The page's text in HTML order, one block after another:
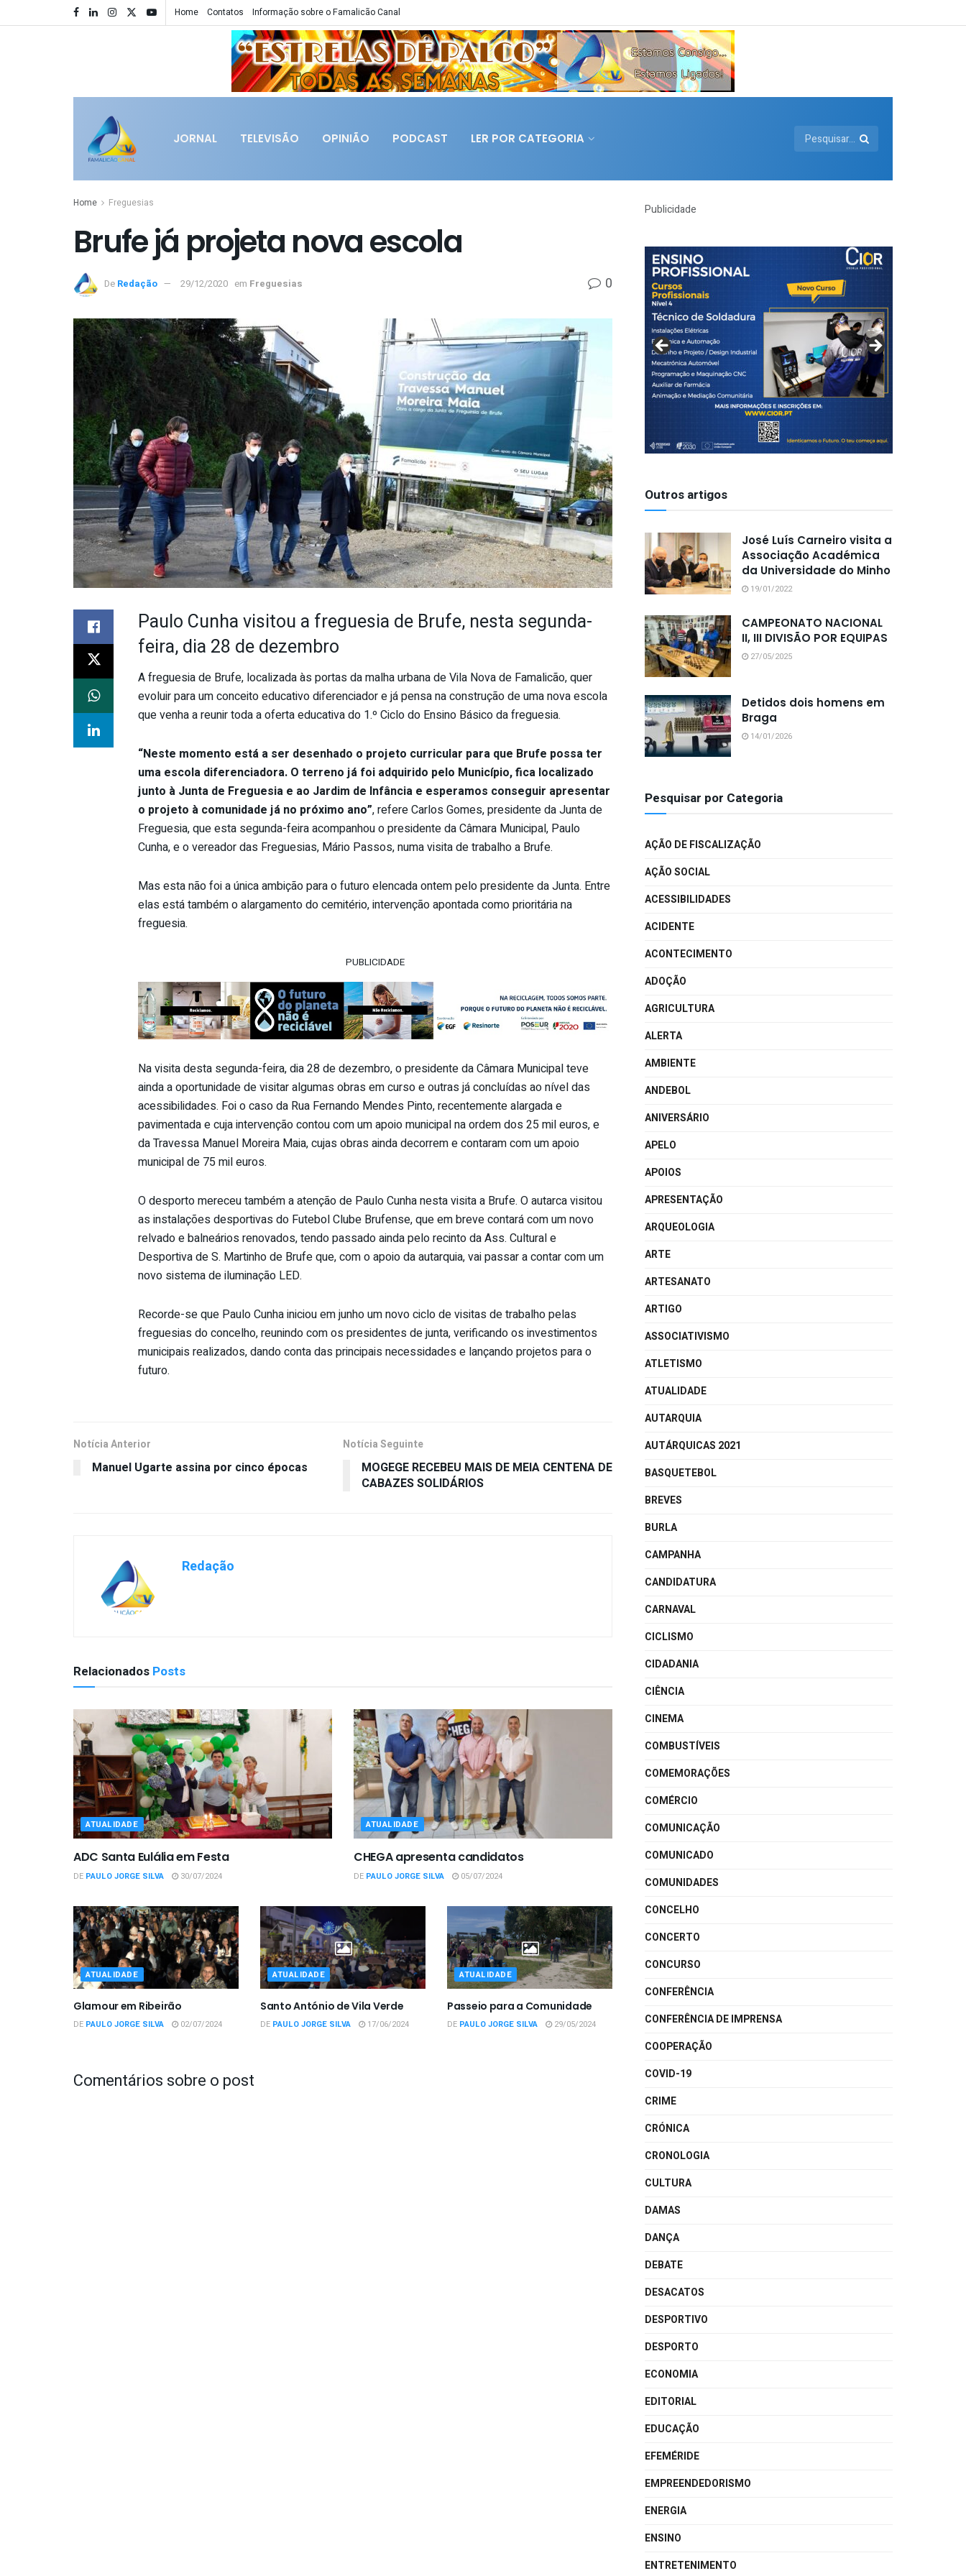
Home Contatos Informação sobre o Famalicão Canal
JORNAL TELEVISÃO OPINIÃO PODCAST LER POR CATEGORIA
Home Freguesias
Brufe já projeta nova escola
De Redação 29/12/2020 em Freguesias 0
Paulo Cunha visitou a freguesia de Brufe, nesta segunda-
feira, dia 28 de dezembro
A freguesia de Brufe, localizada às portas da malha urbana de Vila Nova de Famalicão, quer
evoluir para um conceito educativo diferenciador e já pensa na construção de uma nova escola
que venha a reunir toda a oferta educativa do 1.º Ciclo do Ensino Básico da freguesia.
“Neste momento está a ser desenhado o projeto curricular para que Brufe possa ter
uma escola diferenciadora. O terreno já foi adquirido pelo Município, fica localizado
junto à Junta de Freguesia e ao Jardim de Infância e esperamos conseguir apresentar
o projeto à comunidade já no próximo ano”, refere Carlos Gomes, presidente da Junta de
Freguesia, que esta segunda-feira acompanhou o presidente da Câmara Municipal, Paulo
Cunha, e o vereador das Freguesias, Mário Passos, numa visita de trabalho a Brufe.
Mas esta não foi a única ambição para o futuro elencada ontem pelo presidente da Junta. Entre
elas está também o alargamento do cemitério, intervenção apontada como prioritária na
freguesia.
PUBLICIDADE
Na visita desta segunda-feira, dia 28 de dezembro, o presidente da Câmara Municipal teve
ainda a oportunidade de visitar algumas obras em curso e outras já concluídas ao nível das
acessibilidades. Foi o caso da Rua Fernando Mendes Pinto, recentemente alargada e
pavimentada e cuja intervenção contou com um apoio municipal na ordem dos 25 mil euros, e
da Travessa Manuel Moreira Maia, cujas obras ainda decorrem e contaram com um apoio
municipal de 75 mil euros.
O desporto mereceu também a atenção de Paulo Cunha nesta visita a Brufe. O autarca visitou
as instalações desportivas do Futebol Clube Brufense, que em breve contará com um novo
relvado e balneários renovados, tendo passado ainda pelo recinto da Ass. Cultural e
Desportiva de S. Martinho de Brufe que, com o apoio da autarquia, vai passar a contar com um
novo sistema de iluminação LED.
Recorde-se que Paulo Cunha iniciou em junho um novo ciclo de visitas de trabalho pelas
freguesias do concelho, reunindo com os presidentes de junta, verificando os investimentos
municipais realizados, dando conta das principais necessidades e lançando projetos para o
futuro.
Notícia Anterior
Manuel Ugarte assina por cinco épocas
Notícia Seguinte
MOGEGE RECEBEU MAIS DE MEIA CENTENA DE
CABAZES SOLIDÁRIOS
Redação
Relacionados Posts
ATUALIDADE
ADC Santa Eulália em Festa
DE PAULO JORGE SILVA 30/07/2024
ATUALIDADE
CHEGA apresenta candidatos
DE PAULO JORGE SILVA 05/07/2024
ATUALIDADE
Glamour em Ribeirão
DE PAULO JORGE SILVA 02/07/2024
ATUALIDADE
Santo António de Vila Verde
DE PAULO JORGE SILVA 17/06/2024
ATUALIDADE
Passeio para a Comunidade
DE PAULO JORGE SILVA 29/05/2024
Comentários sobre o post
Publicidade
Outros artigos
José Luís Carneiro visita a
Associação Académica
da Universidade do Minho
19/01/2022
CAMPEONATO NACIONAL
II, III DIVISÃO POR EQUIPAS
27/05/2025
Detidos dois homens em
Braga
14/01/2026
Pesquisar por Categoria
AÇÃO DE FISCALIZAÇÃO
AÇÃO SOCIAL
ACESSIBILIDADES
ACIDENTE
ACONTECIMENTO
ADOÇÃO
AGRICULTURA
ALERTA
AMBIENTE
ANDEBOL
ANIVERSÁRIO
APELO
APOIOS
APRESENTAÇÃO
ARQUEOLOGIA
ARTE
ARTESANATO
ARTIGO
ASSOCIATIVISMO
ATLETISMO
ATUALIDADE
AUTARQUIA
AUTÁRQUICAS 2021
BASQUETEBOL
BREVES
BURLA
CAMPANHA
CANDIDATURA
CARNAVAL
CICLISMO
CIDADANIA
CIÊNCIA
CINEMA
COMBUSTÍVEIS
COMEMORAÇÕES
COMÉRCIO
COMUNICAÇÃO
COMUNICADO
COMUNIDADES
CONCELHO
CONCERTO
CONCURSO
CONFERÊNCIA
CONFERÊNCIA DE IMPRENSA
COOPERAÇÃO
COVID-19
CRIME
CRÓNICA
CRONOLOGIA
CULTURA
DAMAS
DANÇA
DEBATE
DESACATOS
DESPORTIVO
DESPORTO
ECONOMIA
EDITORIAL
EDUCAÇÃO
EFEMÉRIDE
EMPREENDEDORISMO
ENERGIA
ENSINO
ENTRETENIMENTO